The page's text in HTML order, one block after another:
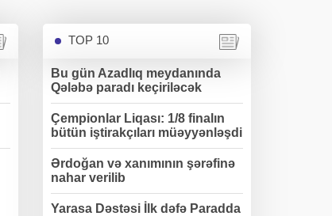
TOP 10
Bu gün Azadlıq meydanında
Qələbə paradı keçiriləcək
Çempionlar Liqası: 1/8 finalın
bütün iştirakçıları müəyyənləşdi
Ərdoğan və xanımının şərəfinə
nahar verilib
Yarasa Dəstəsi İlk dəfə Paradda